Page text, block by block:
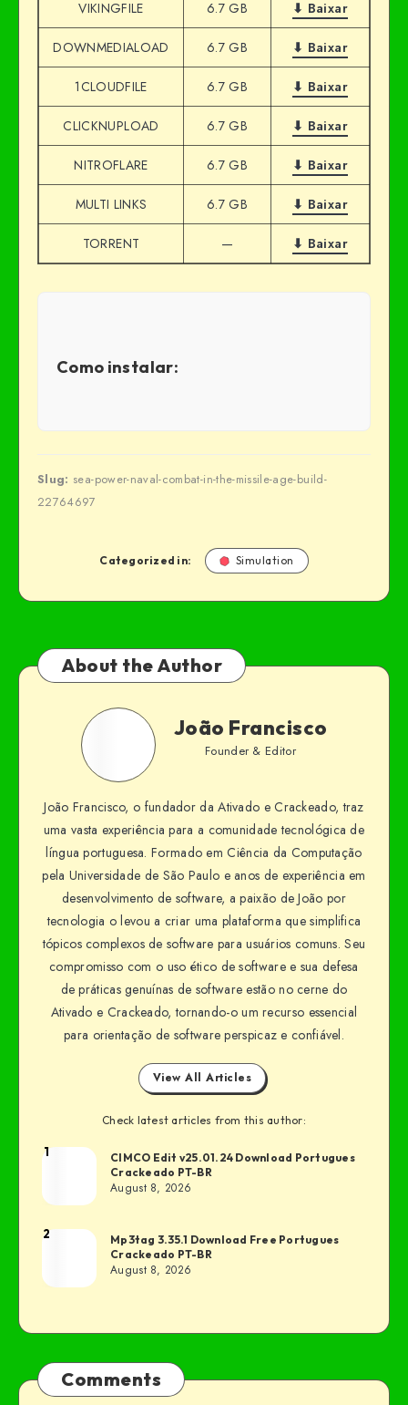
VIKINGFILE 6.7 GB ⬇ Baixar
DOWNMEDIALOAD 6.7 GB ⬇ Baixar
1CLOUDFILE 6.7 GB ⬇ Baixar
CLICKNUPLOAD 6.7 GB ⬇ Baixar
NITROFLARE 6.7 GB ⬇ Baixar
MULTI LINKS 6.7 GB ⬇ Baixar
TORRENT — ⬇ Baixar
Como instalar:
Slug: sea-power-naval-combat-in-the-missile-age-build-
22764697
Categorized in: Simulation
About the Author
João Francisco
Founder & Editor
João Francisco, o fundador da Ativado e Crackeado, traz
uma vasta experiência para a comunidade tecnológica de
língua portuguesa. Formado em Ciência da Computação
pela Universidade de São Paulo e anos de experiência em
desenvolvimento de software, a paixão de João por
tecnologia o levou a criar uma plataforma que simplifica
tópicos complexos de software para usuários comuns. Seu
compromisso com o uso ético de software e sua defesa
de práticas genuínas de software estão no cerne do
Ativado e Crackeado, tornando-o um recurso essencial
para orientação de software perspicaz e confiável.
View All Articles
Check latest articles from this author:
1
CIMCO Edit v25.01.24 Download Portugues
Crackeado PT-BR
August 8, 2026
2
Mp3tag 3.35.1 Download Free Portugues
Crackeado PT-BR
August 8, 2026
Comments